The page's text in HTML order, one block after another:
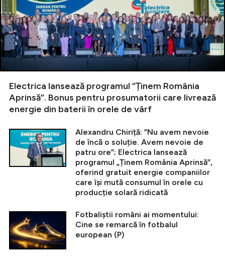
Electrica lansează programul ”Ținem România
Aprinsă”. Bonus pentru prosumatorii care livrează
energie din baterii în orele de vârf
Alexandru Chiriță: ”Nu avem nevoie
de încă o soluție. Avem nevoie de
patru ore”; Electrica lansează
programul „Ținem România Aprinsă”,
oferind gratuit energie companiilor
care își mută consumul în orele cu
producție solară ridicată
Fotbaliștii români ai momentului:
Cine se remarcă în fotbalul
european (P)